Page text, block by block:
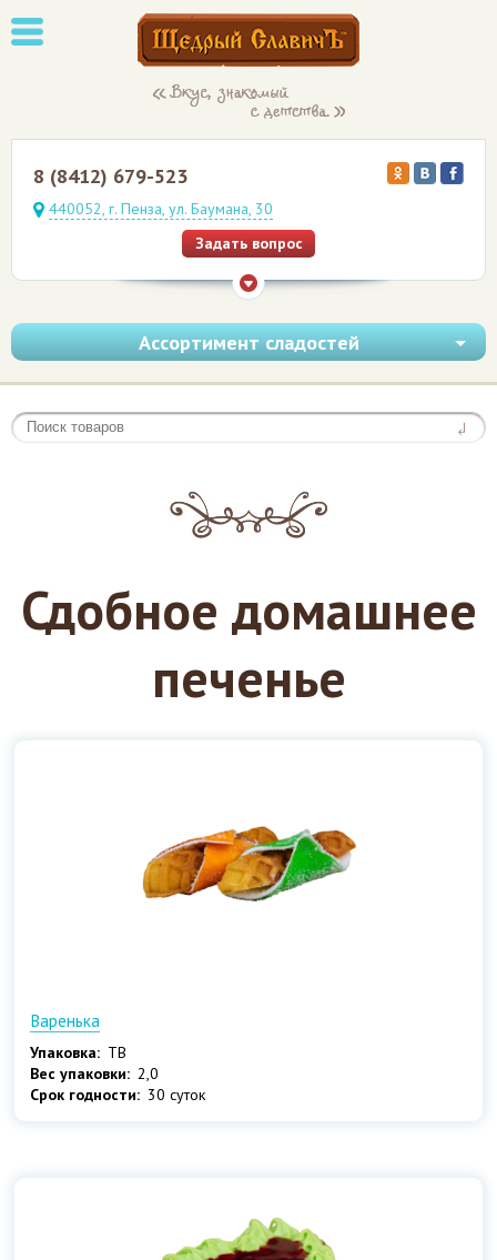
8 (8412) 679-523
440052, г. Пенза, ул. Баумана, 30
Задать вопрос
Ассортимент сладостей
Сдобное домашнее
печенье
Варенька
Упаковка: ТВ
Вес упаковки: 2,0
Срок годности: 30 суток